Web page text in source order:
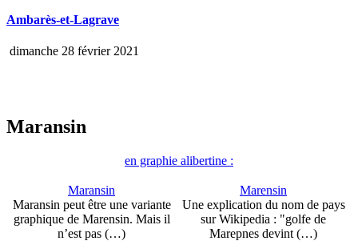
Ambarès-et-Lagrave
dimanche 28 février 2021
Maransin
en graphie alibertine :
Maransin
Maransin peut être une variante
graphique de Marensin. Mais il
n’est pas (…)
Marensin
Une explication du nom de pays
sur Wikipedia : "golfe de
Marepnes devint (…)